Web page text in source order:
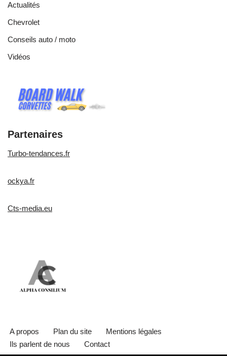
Actualités
Chevrolet
Conseils auto / moto
Vidéos
Partenaires
Turbo-tendances.fr
ockya.fr
Cts-media.eu
A propos Plan du site
Mentions légales
Ils parlent de nous
Contact